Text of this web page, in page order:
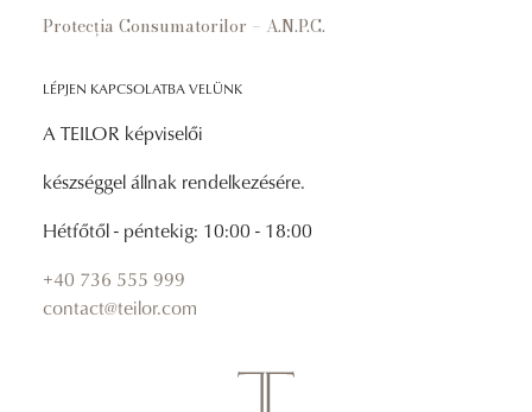
Protecția Consumatorilor – A.N.P.C.
LÉPJEN KAPCSOLATBA VELÜNK
A TEILOR képviselői
készséggel állnak rendelkezésére.
Hétfőtől - péntekig: 10:00 - 18:00
+40 736 555 999
contact@teilor.com